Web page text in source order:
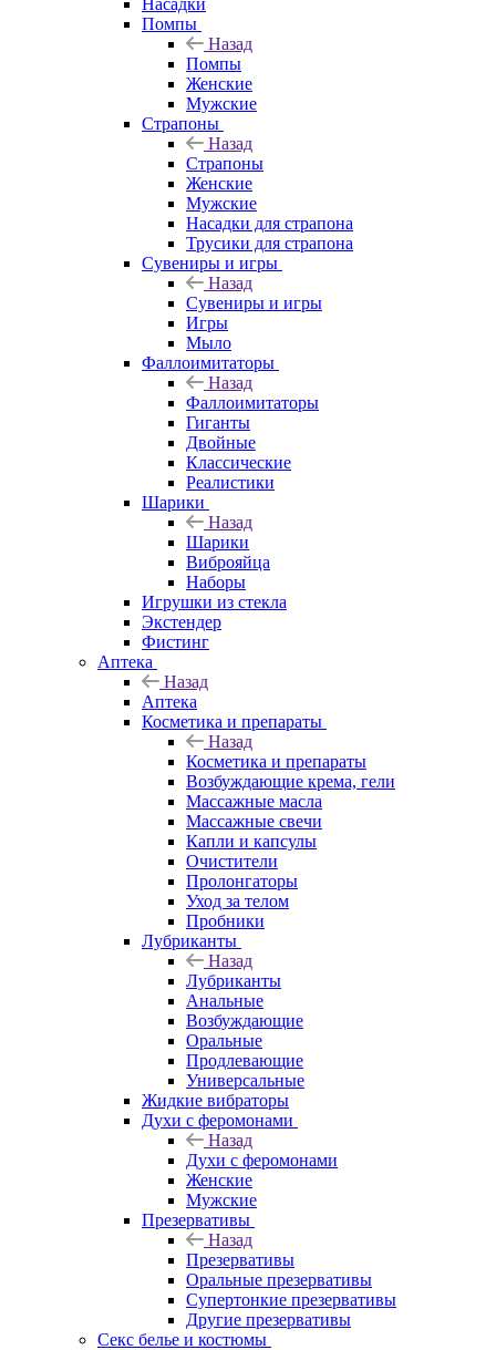
Насадки
Помпы
Назад
Помпы
Женские
Мужские
Страпоны
Назад
Страпоны
Женские
Мужские
Насадки для страпона
Трусики для страпона
Сувениры и игры
Назад
Сувениры и игры
Игры
Мыло
Фаллоимитаторы
Назад
Фаллоимитаторы
Гиганты
Двойные
Классические
Реалистики
Шарики
Назад
Шарики
Виброяйца
Наборы
Игрушки из стекла
Экстендер
Фистинг
Аптека
Назад
Аптека
Косметика и препараты
Назад
Косметика и препараты
Возбуждающие крема, гели
Массажные масла
Массажные свечи
Капли и капсулы
Очистители
Пролонгаторы
Уход за телом
Пробники
Лубриканты
Назад
Лубриканты
Анальные
Возбуждающие
Оральные
Продлевающие
Универсальные
Жидкие вибраторы
Духи с феромонами
Назад
Духи с феромонами
Женские
Мужские
Презервативы
Назад
Презервативы
Оральные презервативы
Супертонкие презервативы
Другие презервативы
Секс белье и костюмы